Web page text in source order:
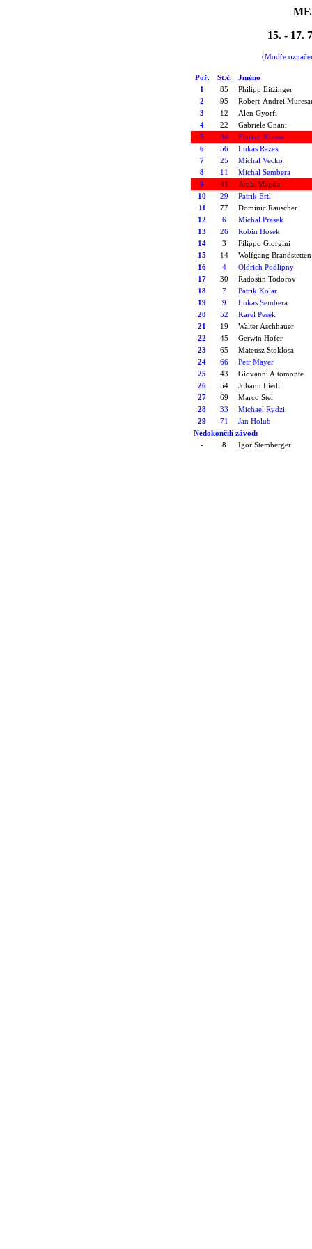
15. - 17.
(Modře
Poř. St.č.
Jméno
1
85 Philipp Eitzinger
2
95 Robert-Andrei
3
12 AlenGyorfi
4
22 GabrieleGnani
5
34 FlorianKresse
6
56 Lukas Razek
7
25 MichalVecko
8
11 MichalSembera
9
41 Attila Magda
10
29 PatrikErtl
11
77 Dominic Rauscher
12
6 MichalPrasek
13
26 RobinHosek
14
3 Filippo Giorgini
15
14 WolfgangBrandstetten
16
4 Oldrich Podlipny
17
30 Radostin Todorov
18
7 PatrikKolar
19
9 Lukas Sembera
20
52 KarelPesek
21
19 Walter Aschhauer
22
45 Gerwin Hofer
23
65 Mateusz Stoklosa
24
66
Petr Mayer
25
43 Giovanni Altomonte
26
54 Johann Liedl
27
69 Marco Stel
28
33 MichaelRydzi
29
71
Jan Holub
Nedokončili závod:
-
8 IgorStemberger